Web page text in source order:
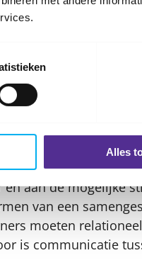
Alles
van de nieuwe
ze bent.
stil bij de
aan de mogelijke
van een
moeten
is communicatie